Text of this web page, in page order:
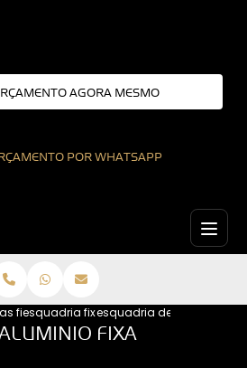
AGORA MESMO
POR WHATSAPP
fixas
esquadria fixa interior de sao paulo
esquadria de aluminio
FIXA